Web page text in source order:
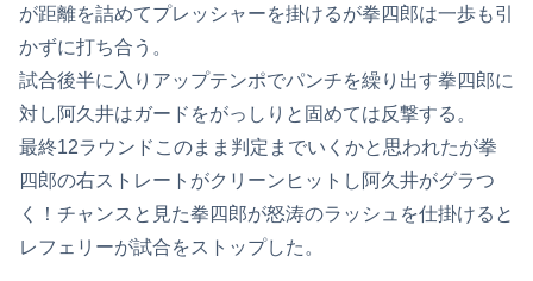
が距離を詰めてプレッシャーを掛けるが拳四郎は一歩も引
かずに打ち合う。
試合後半に入りアップテンポでパンチを繰り出す拳四郎に
対し阿久井はガードをがっしりと固めては反撃する。
最終12ラウンドこのまま判定までいくかと思われたが拳
四郎の右ストレートがクリーンヒットし阿久井がグラつ
く！チャンスと見た拳四郎が怒涛のラッシュを仕掛けると
レフェリーが試合をストップした。